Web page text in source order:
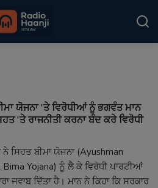
ਯੋਜਨਾ 'ਤੇ ਵਿਰੋਧੀਆਂ ਨੂੰ ਭਗਵੰਤ ਮਾਨ
'ਤੇ ਰਾਜਨੀਤੀ ਕਰਨਾ ਬੰਦ ਕਰੇ ਵਿਰੋਧੀ
ਸਿਹਤ ਬੀਮਾ ਯੋਜਨਾ (Ayushman
Yojana) ਨੂੰ ਲੈ ਕੇ ਵਿਰੋਧੀ ਪਾਰਟੀਆਂ
ਜਵਾਬ ਦਿੱਤਾ ਹੈ। ਮਾਨ ਨੇ ਕਿਹਾ ਕਿ ਸਰਕਾਰ